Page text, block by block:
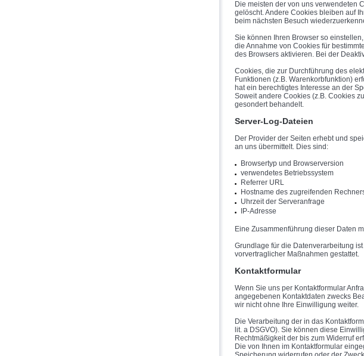
Die meisten der von uns verwendeten
gelöscht. Andere Cookies bleiben auf
beim nächsten Besuch
Sie können Ihren Browser so
die Annahme von Cookies für
des Browsers aktivieren. Bei der
Cookies, die zur Durchführung des
Funktionen (z.B. Warenkorbfunktion)
hat ein berechtigtes Interesse an der
Soweit andere Cookies (z.B. Cookies
gesondert behandelt.
Server-Log-Dateien
Der Provider der Seiten erhebt und
an uns übermittelt. Dies sind:
Browsertyp und Browserversion
verwendetes Betriebssystem
Referrer URL
Hostname des zugreifenden
Uhrzeit der Serveranfrage
IP-Adresse
Eine Zusammenführung dieser Daten
Grundlage für die Datenverarbeitung ist
vorvertraglicher Maßnahmen gestattet.
Kontaktformular
Wenn Sie uns per Kontaktformular
angegebenen Kontaktdaten zwecks
wir nicht ohne Ihre Einwilligung weiter.
Die Verarbeitung der in das
lit. a DSGVO). Sie können diese
Rechtmäßigkeit der bis zum Widerruf
Die von Ihnen im Kontaktformular